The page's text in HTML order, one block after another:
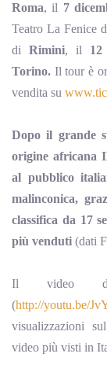
Roma, il 7
Teatro La Fenice
di Rimini, il 12
Torino. Il tour è
vendita su
Dopo il grande
origine africana
al pubblico
malinconica,
classifica da 17
più venduti (dati
Il video
(http://youtu.be/
visualizzazioni
video più visti in